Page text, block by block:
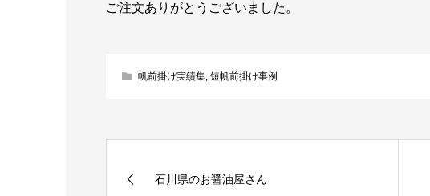
ご注文ありがとうございました。
帆前掛け実績集, 短帆前掛け事例
石川県のお醤油屋さん